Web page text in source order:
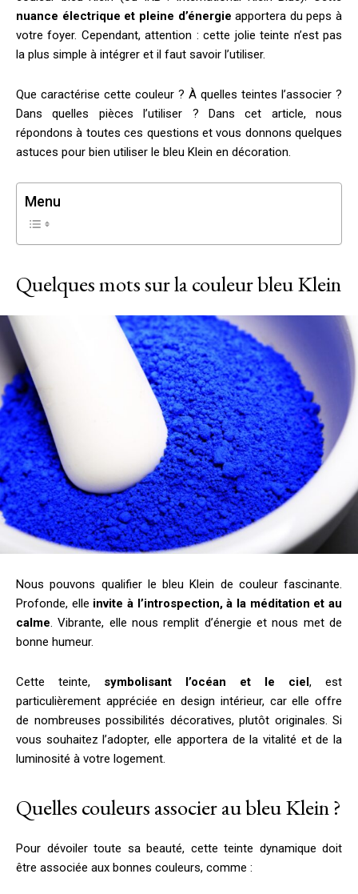
nuance électrique et pleine d’énergie apportera du peps à
votre foyer. Cependant, attention : cette jolie teinte n’est pas
la plus simple à intégrer et il faut savoir l’utiliser.
Que caractérise cette couleur ? À quelles teintes l’associer ?
Dans quelles pièces l’utiliser ? Dans cet article, nous
répondons à toutes ces questions et vous donnons quelques
astuces pour bien utiliser le bleu Klein en décoration.
Menu
Quelques mots sur la couleur bleu Klein
Nous pouvons qualifier le bleu Klein de couleur fascinante.
Profonde, elle invite à l’introspection, à la méditation et au
calme. Vibrante, elle nous remplit d’énergie et nous met de
bonne humeur.
Cette teinte, symbolisant l’océan et le ciel , est
particulièrement appréciée en design intérieur, car elle offre
de nombreuses possibilités décoratives, plutôt originales. Si
vous souhaitez l’adopter, elle apportera de la vitalité et de la
luminosité à votre logement.
Quelles couleurs associer au bleu Klein ?
Pour dévoiler toute sa beauté, cette teinte dynamique doit
être associée aux bonnes couleurs, comme :